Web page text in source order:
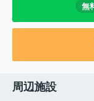
無
周辺施設